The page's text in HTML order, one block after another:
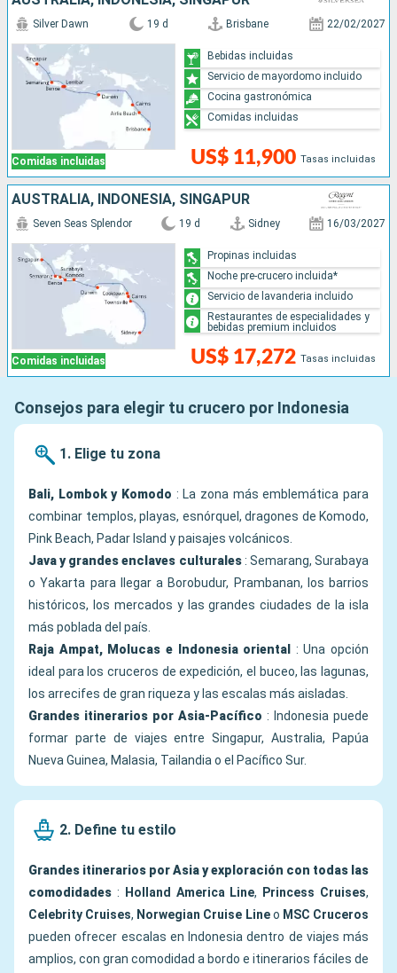
Comidas incluidas
Silver Dawn 19 d Brisbane 22/02/2027
US$ 11,900 Tasas incluidas
Bebidas incluidas
Servicio de mayordomo incluido
Cocina gastronómica
Comidas incluidas
AUSTRALIA, INDONESIA, SINGAPUR
Comidas incluidas
Seven Seas Splendor 19 d Sidney 16/03/2027
US$ 17,272 Tasas incluidas
Propinas incluidas
Noche pre-crucero incluida*
Servicio de lavanderia incluido
Restaurantes de especialidades y
bebidas premium incluidos
Consejos para elegir tu crucero por Indonesia
1. Elige tu zona
Bali, Lombok y Komodo : La zona más emblemática para
combinar templos, playas, esnórquel, dragones de Komodo,
Pink Beach, Padar Island y paisajes volcánicos.
Java y grandes enclaves culturales: Semarang, Surabaya
o Yakarta para llegar a Borobudur, Prambanan, los barrios
históricos, los mercados y las grandes ciudades de la isla
más poblada del país.
Raja Ampat, Molucas e Indonesia oriental
: Una opción
ideal para los cruceros de expedición, el buceo, las lagunas,
los arrecifes de gran riqueza y las escalas más aisladas.
Grandes itinerarios por Asia-Pacífico : Indonesia puede
formar parte de viajes entre Singapur, Australia, Papúa
Nueva Guinea, Malasia, Tailandia o el Pacífico Sur.
2. Define tu estilo
Grandes itinerarios por Asia y exploración con todas las
comodidades : Holland America Line, Princess Cruises,
Celebrity Cruises, Norwegian Cruise Lineo MSC Cruceros
pueden ofrecer escalas en Indonesia dentro de viajes más
amplios, con gran comodidad a bordo e itinerarios fáciles de